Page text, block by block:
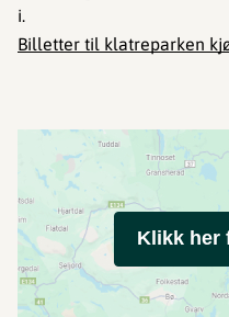
i.
Billetter til klatreparken
Klikk her